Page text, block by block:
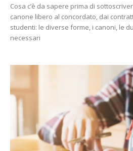
Cosa c’è da sapere prima di
canone libero al concordato, dai
studenti: le diverse forme, i canoni, le
necessari